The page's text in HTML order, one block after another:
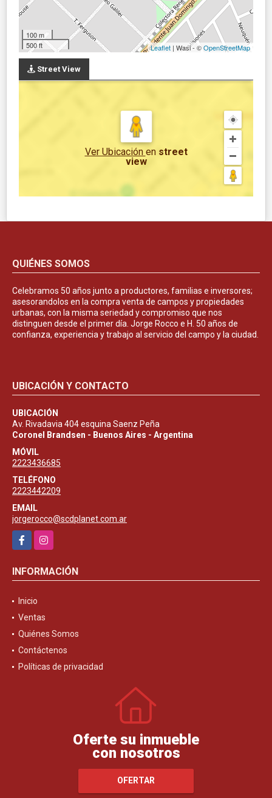
100 m
500 ft
Leaflet | Wasi - ©OpenStreetMap
Street View
Ver Ubicación en street
view
QUIÉNES SOMOS
Celebramos 50 años junto a productores, familias e inversores;
asesorandolos en la compra venta de campos y propiedades
urbanas, con la misma seriedad y compromiso que nos
distinguen desde el primer día. Jorge Rocco e H. 50 años de
confianza, experiencia y trabajo al servicio del campo y la ciudad.
UBICACIÓN Y CONTACTO
UBICACIÓN
Av. Rivadavia 404 esquina Saenz Peña
Coronel Brandsen - Buenos Aires - Argentina
MÓVIL
2223436685
TELÉFONO
2223442209
EMAIL
jorgerocco@scdplanet.com.ar
FacebookInstagram
INFORMACIÓN
Inicio
Ventas
Quiénes Somos
Contáctenos
Políticas de privacidad
Oferte su inmueble
con nosotros
OFERTAR